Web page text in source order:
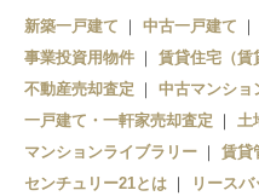
新築一戸建て 中古一戸建て
事業投資用物件
賃貸住宅（賃
不動産売却査定
中古マンショ
一戸建て・一軒家売却査定
土
マンションライブラリー
賃貸
センチュリー21とは
リースバ